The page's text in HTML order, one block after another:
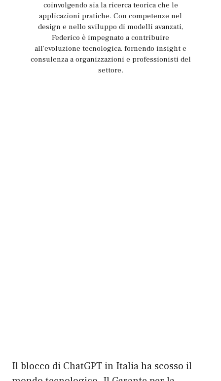
coinvolgendo sia la ricerca teorica che le
applicazioni pratiche. Con competenze nel
design e nello sviluppo di modelli avanzati,
Federico è impegnato a contribuire
all'evoluzione tecnologica, fornendo insight e
consulenza a organizzazioni e professionisti del
settore.
Il blocco di ChatGPT in Italia ha scosso il